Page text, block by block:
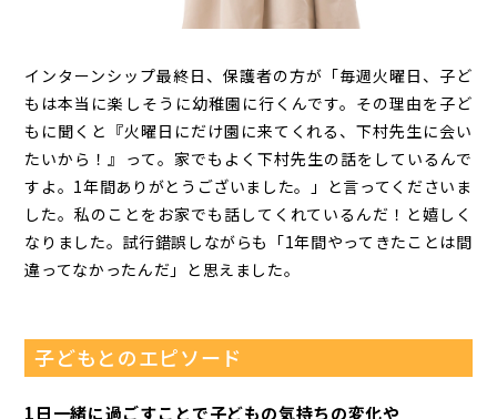
インターンシップ最終日、保護者の方が「毎週火曜日、子ど
もは本当に楽しそうに幼稚園に行くんです。その理由を子ど
もに聞くと『火曜日にだけ園に来てくれる、下村先生に会い
たいから！』って。家でもよく下村先生の話をしているんで
すよ。1年間ありがとうございました。」と言ってくださいま
した。私のことをお家でも話してくれているんだ！と嬉しく
なりました。試行錯誤しながらも「1年間やってきたことは間
違ってなかったんだ」と思えました。
子どもとのエピソード
1日一緒に過ごすことで子どもの気持ちの変化や